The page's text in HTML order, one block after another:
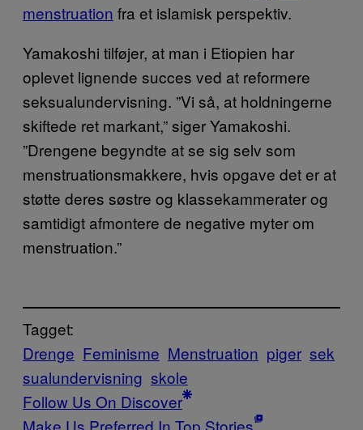
menstruation fra et islamisk perspektiv.
Yamakoshi tilføjer, at man i Etiopien har
oplevet lignende succes ved at reformere
seksualundervisning. ”Vi så, at holdningerne
skiftede ret markant,” siger Yamakoshi.
”Drengene begyndte at se sig selv som
menstruationsmakkere, hvis opgave det er at
støtte deres søstre og klassekammerater og
samtidigt afmontere de negative myter om
menstruation.”
Tagget:
Drenge Feminisme Menstruation piger sek
sualundervisning skole
Follow Us On Discover
Make Us Preferred In Top Stories